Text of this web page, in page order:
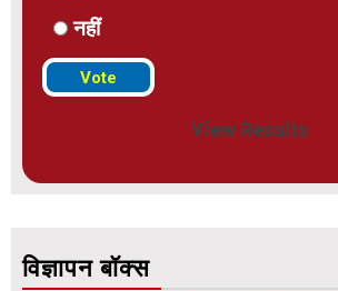
नहीं
View Results
विज्ञापन बॉक्स